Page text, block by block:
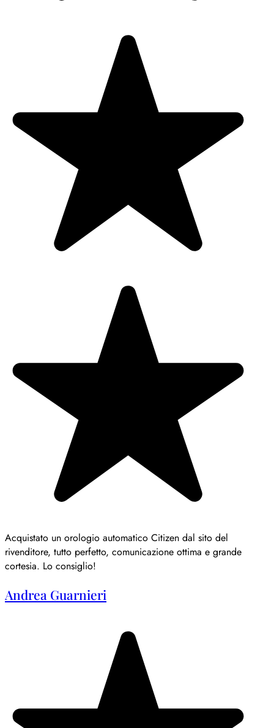
Acquistato un orologio automatico Citizen dal sito del
rivenditore, tutto perfetto, comunicazione ottima e grande
cortesia. Lo consiglio!
Andrea Guarnieri